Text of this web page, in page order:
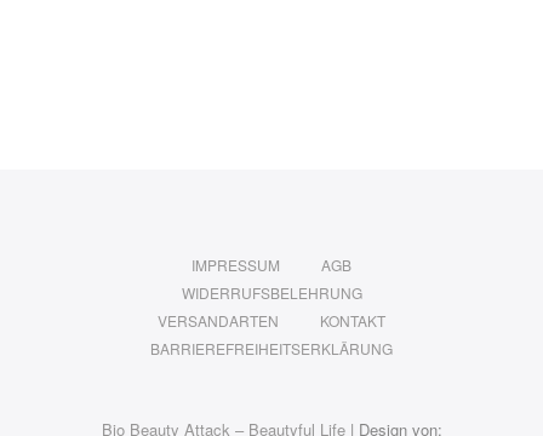
IMPRESSUM
AGB
WIDERRUFSBELEHRUNG
VERSANDARTEN
KONTAKT
BARRIEREFREIHEITSERKLÄRUNG
Bio Beauty Attack – Beautyful Life| Design von: